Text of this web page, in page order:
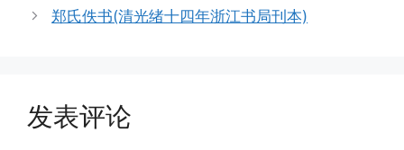
郑氏佚书(清光绪十四年浙江书局刊本)
发表评论